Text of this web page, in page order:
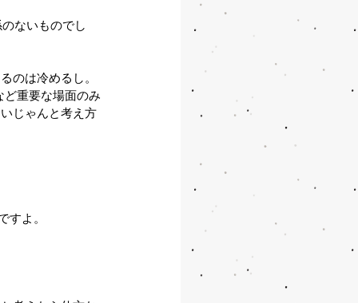
ないものでし
のは冷めるし。
重要な場面のみ
じゃんと考え方
すよ。